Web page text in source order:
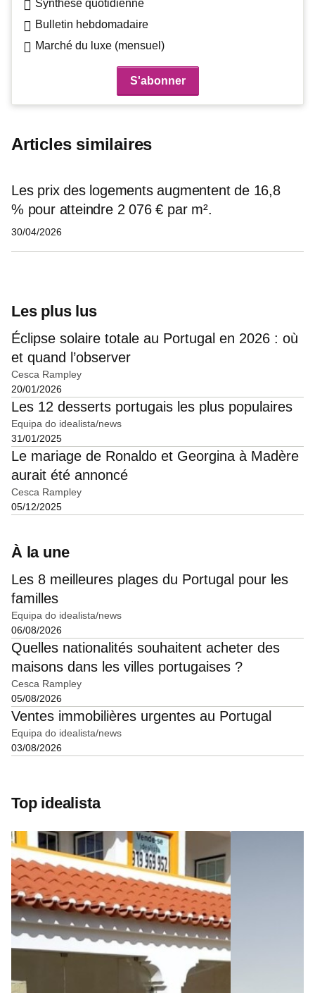
Synthèse quotidienne
Bulletin hebdomadaire
Marché du luxe (mensuel)
Articles similaires
Les prix des logements augmentent de 16,8
% pour atteindre 2 076 € par m².
30/04/2026
Les plus lus
Éclipse solaire totale au Portugal en 2026 : où
et quand l’observer
Cesca Rampley
20/01/2026
Les 12 desserts portugais les plus populaires
Equipa do idealista/news
31/01/2025
Le mariage de Ronaldo et Georgina à Madère
aurait été annoncé
Cesca Rampley
05/12/2025
À la une
Les 8 meilleures plages du Portugal pour les
familles
Equipa do idealista/news
06/08/2026
Quelles nationalités souhaitent acheter des
maisons dans les villes portugaises ?
Cesca Rampley
05/08/2026
Ventes immobilières urgentes au Portugal
Equipa do idealista/news
03/08/2026
Top idealista